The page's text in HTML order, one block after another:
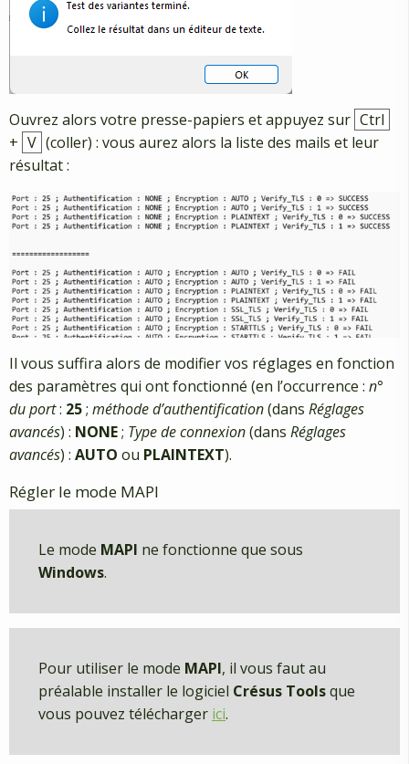
Ouvrez alors votre presse-papiers et appuyez sur Ctrl
+ V (coller) : vous aurez alors la liste des mails et leur
résultat :
Il vous suffira alors de modifier vos réglages en fonction
des paramètres qui ont fonctionné (en l’occurrence : n°
du port: 25; méthode d’authentification(dans Réglages
avancés) : NONE; Type de connexion(dans Réglages
avancés) : AUTO ou PLAINTEXT).
Régler le mode MAPI
Le mode MAPI ne fonctionne que sous
Windows.
Pour utiliser le mode MAPI, il vous faut au
préalable installer le logiciel Crésus Toolsque
vous pouvez télécharger ici.